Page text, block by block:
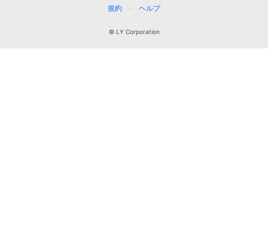
規約
ヘルプ
© LY Corporation